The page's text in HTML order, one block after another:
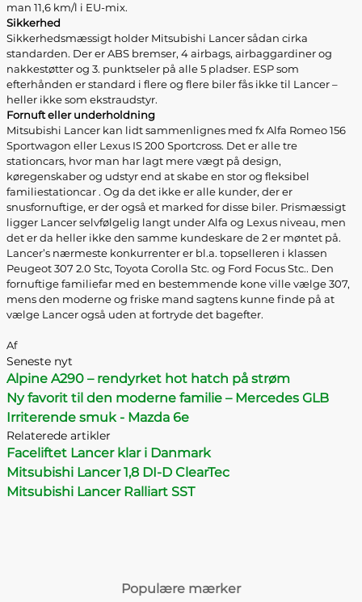
man 11,6 km/l i EU-mix.
Sikkerhed
Sikkerhedsmæssigt holder Mitsubishi Lancer sådan cirka
standarden. Der er ABS bremser, 4 airbags, airbaggardiner og
nakkestøtter og 3. punktseler på alle 5 pladser. ESP som
efterhånden er standard i flere og flere biler fås ikke til Lancer –
heller ikke som ekstraudstyr.
Fornuft eller underholdning
Mitsubishi Lancer kan lidt sammenlignes med fx Alfa Romeo 156
Sportwagon eller Lexus IS 200 Sportcross. Det er alle tre
stationcars, hvor man har lagt mere vægt på design,
køregenskaber og udstyr end at skabe en stor og fleksibel
familiestationcar . Og da det ikke er alle kunder, der er
snusfornuftige, er der også et marked for disse biler. Prismæssigt
ligger Lancer selvfølgelig langt under Alfa og Lexus niveau, men
det er da heller ikke den samme kundeskare de 2 er møntet på.
Lancer’s nærmeste konkurrenter er bl.a. topselleren i klassen
Peugeot 307 2.0 Stc, Toyota Corolla Stc. og Ford Focus Stc.. Den
fornuftige familiefar med en bestemmende kone ville vælge 307,
mens den moderne og friske mand sagtens kunne finde på at
vælge Lancer også uden at fortryde det bagefter.
Af
Seneste nyt
Alpine A290 – rendyrket hot hatch på strøm
Ny favorit til den moderne familie – Mercedes GLB
Irriterende smuk - Mazda 6e
Relaterede artikler
Faceliftet Lancer klar i Danmark
Mitsubishi Lancer 1,8 DI-D ClearTec
Mitsubishi Lancer Ralliart SST
Populære mærker